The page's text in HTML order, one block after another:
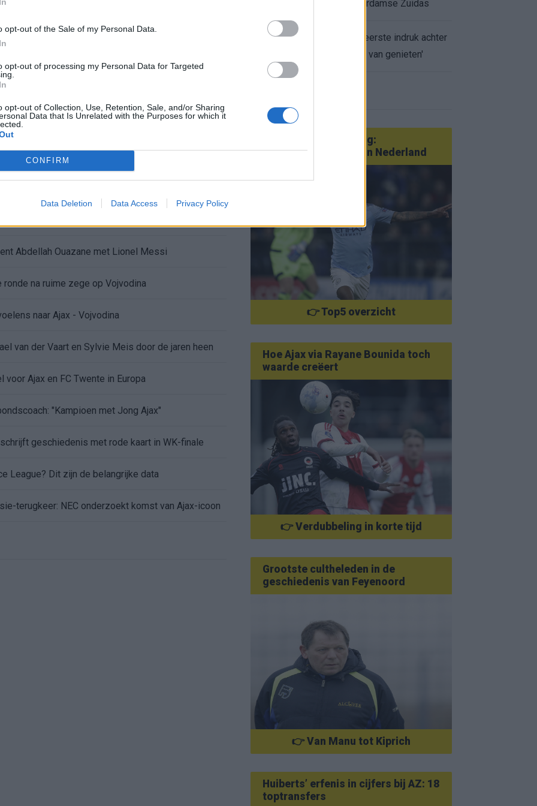
opt-out of the Sale of my Personal Data.
opt-out of processing my Personal Data for Targeted
opt-out of Collection, Use, Retention, Sale, and/or Sharing
Data that Is Unrelated with the Purposes for which it
CONFIRM
Data Deletion Data Access Privacy Policy
sokken na blunder met tenues
op Amsterdamse Zuidas
bij Ajax: 'Hier gaan fans van genieten'
zijn de duels te zien
blijft cruciaal
geschiedenis
begint in de basis bij FC Barcelona
Abdellah Ouazane met Lionel Messi
na ruime zege op Vojvodina
naar Ajax - Vojvodina
van der Vaart en Sylvie Meis door de jaren heen
Ajax en FC Twente in Europa
"Kampioen met Jong Ajax"
geschiedenis met rode kaart in WK-finale
League? Dit zijn de belangrijke data
terugkeer: NEC onderzoekt komst van Ajax-icoon
appartement op Amsterdamse Zuidas
Marcos Leonardo laat eerste indruk achter
bij Ajax: 'Hier gaan fans van genieten'
Van Götze tot Sterling:
statementtransfers in Nederland
👉 Top5 overzicht
Hoe Ajax via Rayane Bounida toch
waarde creëert
👉 Verdubbeling in korte tijd
Grootste cultheleden in de
geschiedenis van Feyenoord
👉 Van Manu tot Kiprich
Huiberts’ erfenis in cijfers bij AZ: 18
toptransfers